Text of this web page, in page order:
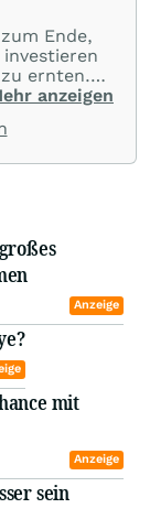
Ende,
ernten.
Pollinger
der
im
anzeigen
Anzeige
mit
Anzeige
sein